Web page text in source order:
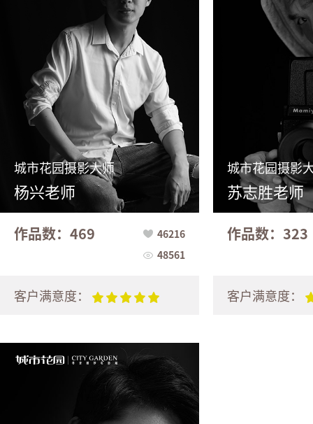
城市花园摄影大师
杨兴老师
作品数：469
46216
48561
客户满意度：
城市花园摄影
苏志胜老师
作品数：323
客户满意度：